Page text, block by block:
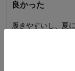
良かった
履きやすいし、夏に